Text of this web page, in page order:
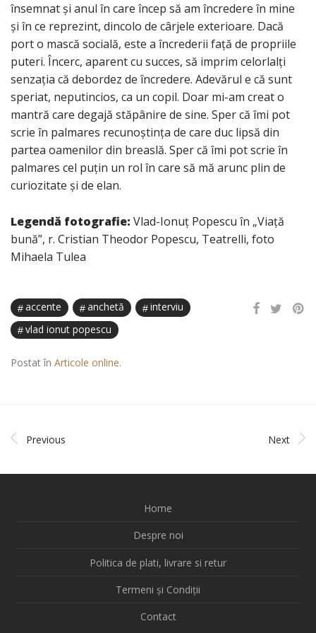
însemnat și anul în care încep să am încredere în mine
și în ce reprezint, dincolo de cârjele exterioare. Dacă
port o mască socială, este a încrederii față de propriile
puteri. Încerc, aparent cu succes, să imprim celorlalți
senzația că debordez de încredere. Adevărul e că sunt
speriat, neputincios, ca un copil. Doar mi-am creat o
mantră care degajă stăpânire de sine. Sper că îmi pot
scrie în palmares recunoștința de care duc lipsă din
partea oamenilor din breaslă. Sper că îmi pot scrie în
palmares cel puțin un rol în care să mă arunc plin de
curiozitate și de elan.
Legendă fotografie: Vlad-Ionuț Popescu în „Viață
bună”, r. Cristian Theodor Popescu, Teatrelli, foto
Mihaela Tulea
accente anchetă
interviu
vlad ionut popescu
Postat în Articole online.
Previous Next
Home
Despre noi
Politica de plati, livrare si retur
Termeni și Condiții
Contact